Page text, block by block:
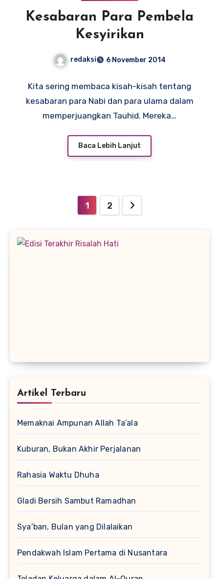
Kesabaran Para Pembela
Kesyirikan
redaksi 6 November 2014
Kita sering membaca kisah-kisah tentang
kesabaran para Nabi dan para ulama dalam
memperjuangkan Tauhid. Mereka…
Baca Lebih Lanjut
1 2
Artikel Terbaru
Memaknai Ampunan Allah Ta’ala
Kuburan, Bukan Akhir Perjalanan
Rahasia Waktu Dhuha
Gladi Bersih Sambut Ramadhan
Sya’ban, Bulan yang Dilalaikan
Pendakwah Islam Pertama di Nusantara